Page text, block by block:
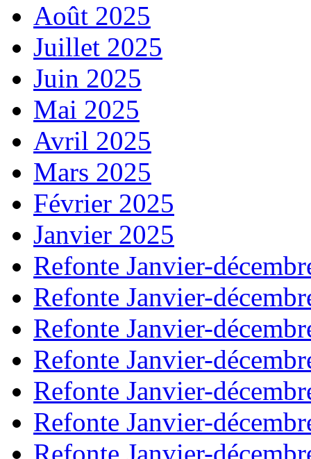
Août 2025
Juillet 2025
Juin 2025
Mai 2025
Avril 2025
Mars 2025
Février 2025
Janvier 2025
Refonte Janvier-
Refonte Janvier-
Refonte Janvier-
Refonte Janvier-
Refonte Janvier-
Refonte Janvier-